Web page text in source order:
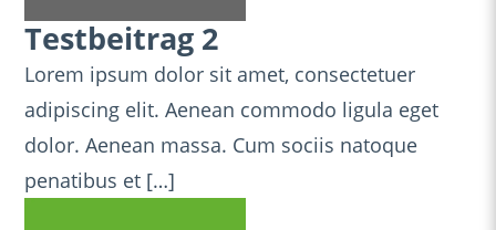
Testbeitrag 2
Lorem ipsum dolor sit amet, consectetuer
adipiscing elit. Aenean commodo ligula eget
dolor. Aenean massa. Cum sociis natoque
penatibus et […]